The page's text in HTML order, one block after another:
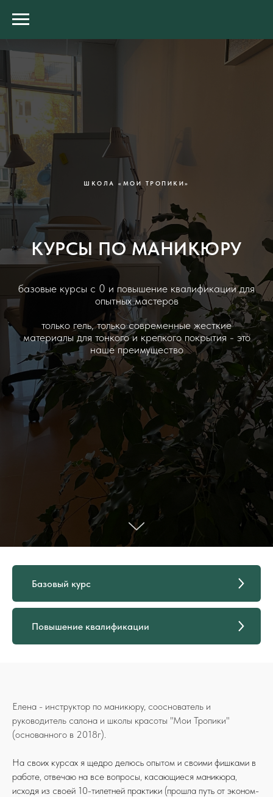
ШКОЛА «МОИ ТРОПИКИ»
КУРСЫ ПО МАНИКЮРУ
базовые курсы с 0 и повышение квалификации для
опытных мастеров
только гель, только современные жесткие
материалы для тонкого и крепкого покрытия - это
наше преимущество
Базовый курс
Повышение квалификации
Елена - инструктор по маникюру, сооснователь и
руководитель салона и школы красоты "Мои Тропики"
(основанного в 2018г).
На своих курсах я щедро делюсь опытом и своими фишками в
работе, отвечаю на все вопросы, касающиеся маникюра,
исходя из своей 10-тилетней практики (прошла путь от эконом-